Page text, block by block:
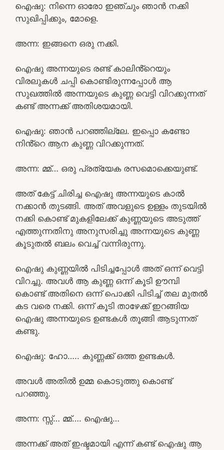
ഐഷു: നിന്നെ ഓരോ ഇഞ്ചും ഞാൻ നക്കി
സുഖിപ്പിക്കും, മോളെ.
അന്ന: ഇങ്ങനെ ഒരു നക്കി.
ഐഷു അന്നയുടെ രണ്ട് കാലിൻ്റെയും
വിരലുകൾ ചപ്പി കൊണ്ടിരുന്നപ്പോൾ ആ
സുഖത്തിൽ അന്നയുടെ കുണ്ണ വെട്ടി വിറക്കുന്നത്
കണ്ട് അന്നക്ക് അതിശയമായി.
ഐഷു: ഞാൻ പറഞ്ഞില്ലേ. ഇപ്പൊ കണ്ടോ
നിൻ്റെ ആന കുണ്ണ വിറക്കുന്നത്.
അന്ന: മ്മ്… ഒരു പ്രത്യേക രസമൊക്കെയുണ്ട്.
അത് കേട്ട് ചിരിച്ച ഐഷു അന്നയുടെ കാൽ
നക്കാൻ തുടങ്ങി. അത് അവളുടെ ഉള്ളം തുടയിൽ
നക്കി കൊണ്ട് മുകളിലേക്ക് കുണ്ണയുടെ അടുത്ത്
എത്തുന്നതിനു അനുസരിച്ചു അന്നയുടെ കുണ്ണ
കൂടുതൽ ബലം വെച്ച് വന്നിരുന്നു.
ഐഷു കുണ്ണയിൽ പിടിച്ചപ്പോൾ അത് ഒന്ന് വെട്ടി
വിറച്ചു. അവൾ ആ കുണ്ണ ഒന്ന് കൂടി ഊമ്പി
കൊണ്ട് അതിനെ ഒന്ന് പൊക്കി പിടിച്ച് തല മുതൽ
കട വരെ നക്കി. ഒന്ന് കൂടി താഴേക്ക് ഇറങ്ങിയ
ഐഷു അന്നയുടെ ഉണ്ടകൾ തൂങ്ങി ആടുന്നത്
കണ്ടു.
ഐഷു: ഹോ….. കുണ്ണക്ക് ഒത്ത ഉണ്ടകൾ.
അവൾ അതിൽ ഉമ്മ കൊടുത്തു കൊണ്ട്
പറഞ്ഞു.
അന്ന: സ്സ്‌… മ്മ്…. ഐഷു…
അന്നക്ക് അത് ഇഷ്ടമായി എന്ന് കണ്ട് ഐഷു ആ